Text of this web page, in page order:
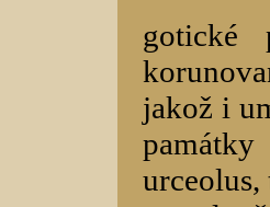
gotické
jakož i